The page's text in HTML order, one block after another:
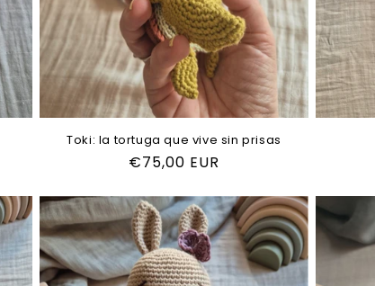
Toki: la tortuga que vive sin prisas
Precio
€75,00 EUR